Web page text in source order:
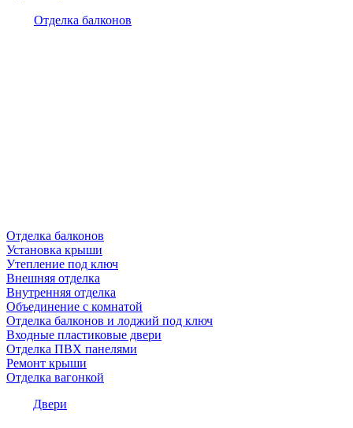
Отделка балконов
Отделка балконов
Установка крыши
Утепление под ключ
Внешняя отделка
Внутренняя отделка
Объединение с комнатой
Отделка балконов и лоджий под ключ
Входные пластиковые двери
Отделка ПВХ панелями
Ремонт крыши
Отделка вагонкой
Двери